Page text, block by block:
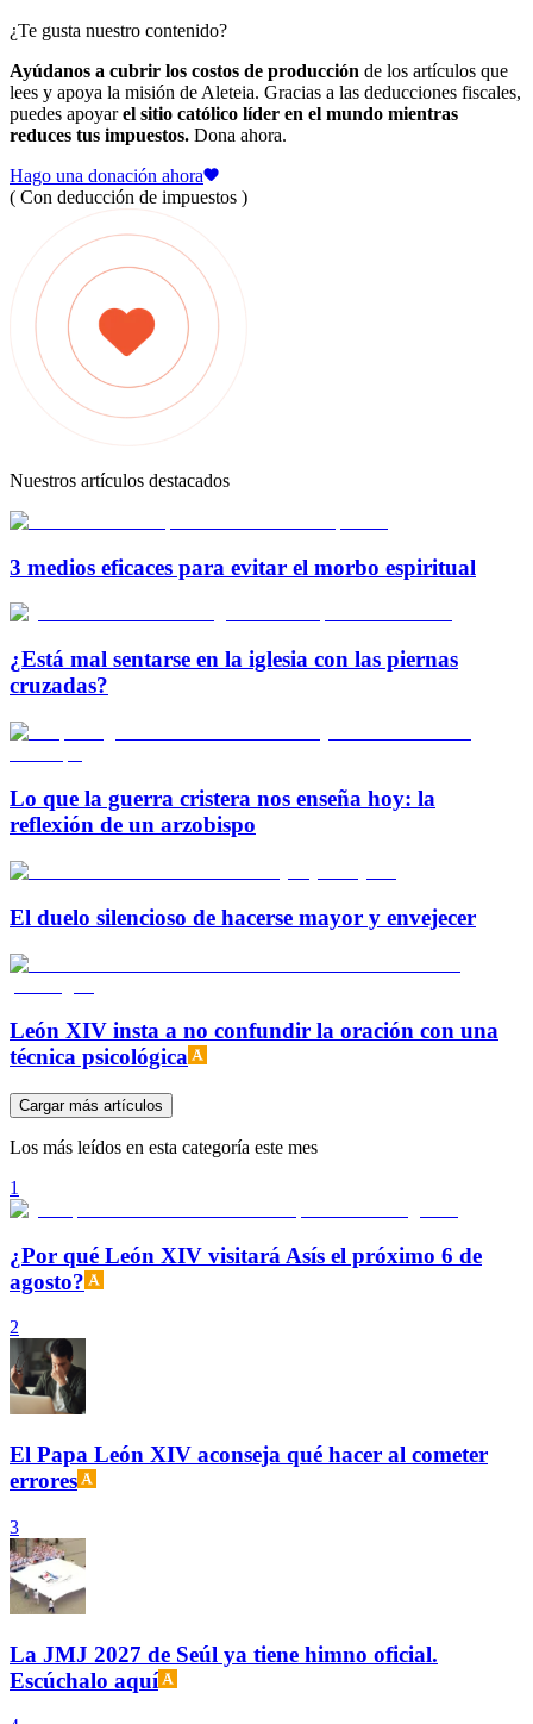
¿Te gusta nuestro contenido?
Ayúdanos a cubrir los costos de producción de los artículos que
lees y apoya la misión de Aleteia. Gracias a las deducciones fiscales,
puedes apoyarel sitio católico líder en el mundo mientras
reduces tus impuestos. Dona ahora.
Hago una donación ahora
( Con deducción de impuestos )
Nuestros artículos destacados
3 medios eficaces para evitar el morbo espiritual
¿Está mal sentarse en la iglesia con las piernas
cruzadas?
Lo que la guerra cristera nos enseña hoy: la
reflexión de un arzobispo
El duelo silencioso de hacerse mayor y envejecer
León XIV insta a no confundir la oración con una
técnica psicológica
Cargar más artículos
Los más leídos en esta categoría este mes
1
¿Por qué León XIV visitará Asís el próximo 6 de
agosto?
2
El Papa León XIV aconseja qué hacer al cometer
errores
3
La JMJ 2027 de Seúl ya tiene himno oficial.
Escúchalo aquí